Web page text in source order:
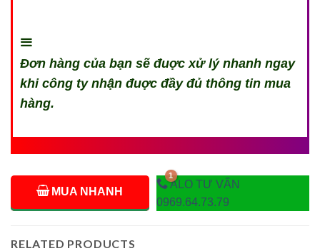
Đơn hàng của bạn sẽ đuợc xử lý nhanh ngay
khi công ty nhận đuợc đầy đủ thông tin mua
hàng.
MUA NHANH
ALO TƯ VẤN
0969.64.73.79
RELATED PRODUCTS